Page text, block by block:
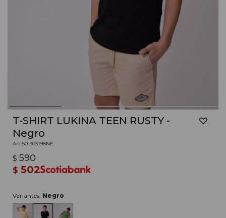
T-SHIRT LUKINA TEEN RUSTY -
Negro
501303198NE
$ 590
$ 502
Variantes: Negro